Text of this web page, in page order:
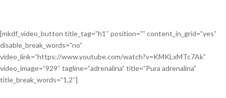
[mkdf_video_button title_tag=”h1″ position=”” content_in_grid=”yes”
disable_break_words=”no”
video_link=”https://www.youtube.com/watch?v=KMKLxMTc7Ak”
video_image=”929″ tagline=”adrenalina” title=”Pura adrenalina”
title_break_words=”1,2″]